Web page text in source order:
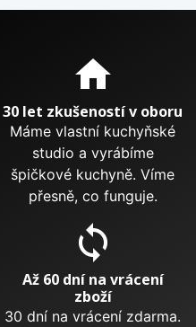
home
30 let zkušeností v oboru
Máme vlastní kuchyňské
studio a vyrábíme
špičkové kuchyně. Víme
přesně, co funguje.
sync
Až 60 dní na vrácení
zboží
30 dní na vrácení zdarma.